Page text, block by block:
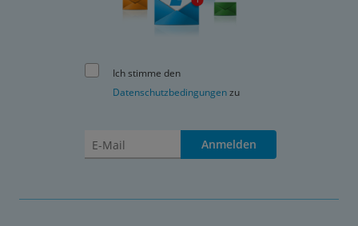
Ich stimme den
Datenschutzbedingungenzu
Anmelden